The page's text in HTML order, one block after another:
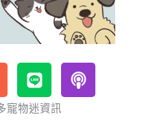
L
i
n
P
o
寵物迷資訊